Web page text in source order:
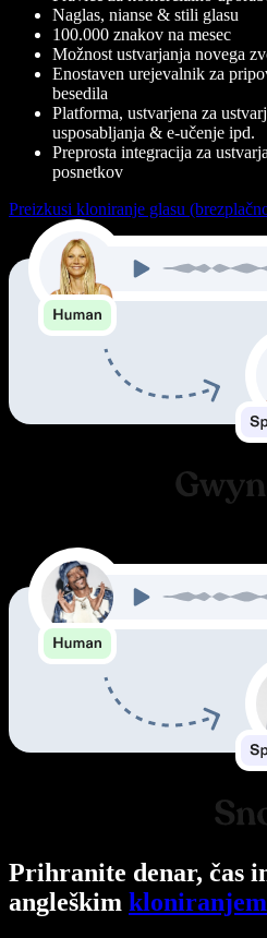
Naglas, nianse & stili glasu
100.000 znakov na mesec
Možnost ustvarjanja novega
Enostaven urejevalnik za
besedila
Platforma, ustvarjena za
usposabljanja & e-učenje ipd.
Preprosta integracija za
posnetkov
Preizkusi kloniranje glasu
Prihranite denar, čas
angleškim